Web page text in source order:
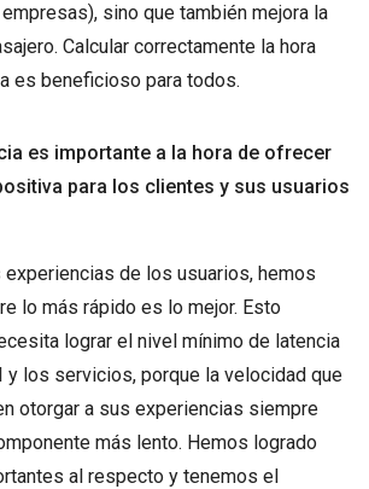
sino que también mejora la
Calcular correctamente la hora
es beneficioso para todos.
es importante a la hora de ofrecer
para los clientes y sus usuarios
experiencias de los usuarios, hemos
lo más rápido es lo mejor. Esto
lograr el nivel mínimo de latencia
y los servicios, porque la velocidad que
otorgar a sus experiencias siempre
más lento. Hemos logrado
al respecto y tenemos el